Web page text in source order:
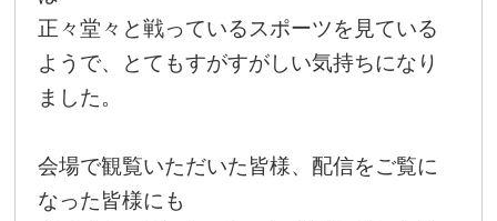
正々堂々と戦っているスポーツを見ている
ようで、とてもすがすがしい気持ちになり
ました。
会場で観覧いただいた皆様、配信をご覧に
なった皆様にも